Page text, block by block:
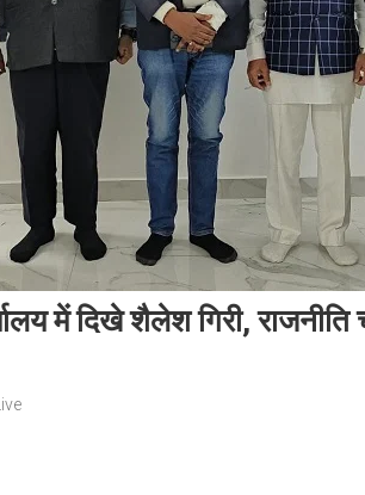
में दिखे शैलेश गिरी, राजनीति